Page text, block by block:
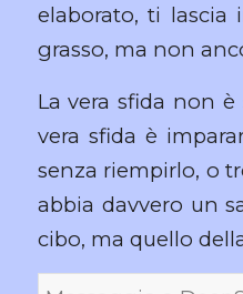
elaborato, ti
grasso, ma non
La vera sfida non
vera sfida è
senza riempirlo, o
abbia davvero un
cibo, ma quello